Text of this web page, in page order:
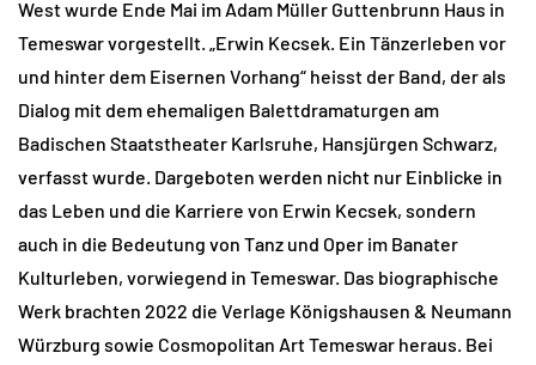
West wurde Ende Mai im Adam Müller Guttenbrunn Haus in
Temeswar vorgestellt. „Erwin Kecsek. Ein Tänzerleben vor
und hinter dem Eisernen Vorhang“ heisst der Band, der als
Dialog mit dem ehemaligen Balettdramaturgen am
Badischen Staatstheater Karlsruhe, Hansjürgen Schwarz,
verfasst wurde. Dargeboten werden nicht nur Einblicke in
das Leben und die Karriere von Erwin Kecsek, sondern
auch in die Bedeutung von Tanz und Oper im Banater
Kulturleben, vorwiegend in Temeswar. Das biographische
Werk brachten 2022 die Verlage Königshausen & Neumann
Würzburg sowie Cosmopolitan Art Temeswar heraus. Bei